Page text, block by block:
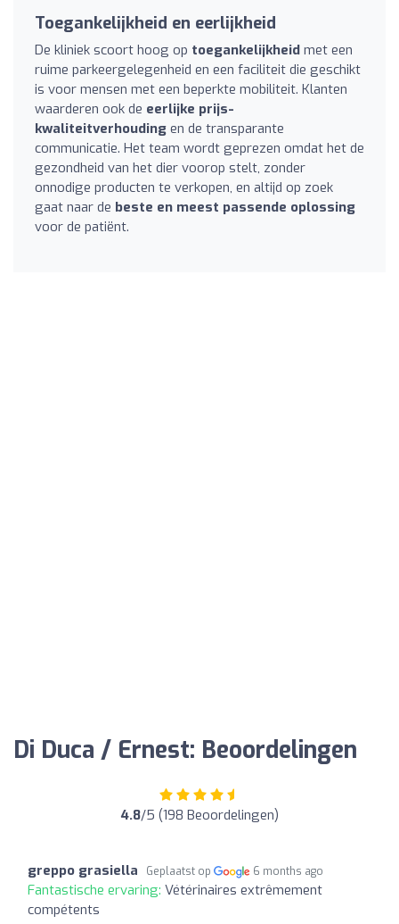
Toegankelijkheid en eerlijkheid
De kliniek scoort hoog op toegankelijkheid met een
ruime parkeergelegenheid en een faciliteit die geschikt
is voor mensen met een beperkte mobiliteit. Klanten
waarderen ook de eerlijke prijs-
kwaliteitverhouding en de transparante
communicatie. Het team wordt geprezen omdat het de
gezondheid van het dier voorop stelt, zonder
onnodige producten te verkopen, en altijd op zoek
gaat naar de beste en meest passende oplossing
voor de patiënt.
Di Duca / Ernest: Beoordelingen
4.8/5 (198 Beoordelingen)
greppo grasiella Geplaatst op 6 months ago
Fantastische ervaring: Vétérinaires extrêmement
compétents